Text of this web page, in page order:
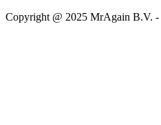
Copyright @ 2025 MrAgain B.V. -